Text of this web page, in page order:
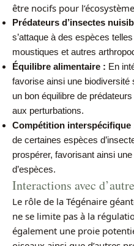
être nocifs pour
Prédateurs d’insectes
s’attaque à des espèces
moustiques et autres
Équilibre alimentaire : En
favorise ainsi une
un bon équilibre de
aux perturbations.
Compétition interspécifique
de certaines espèces
prospérer, favorisant ainsi
d’espèces.
Interactions avec
Le rôle de la Tégénaire
ne se limite pas à la
également une proie